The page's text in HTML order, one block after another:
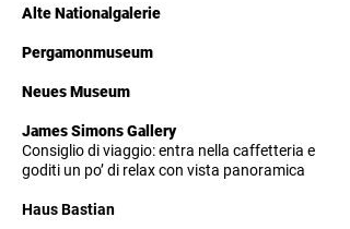
Alte Nationalgalerie
Pergamonmuseum
Neues Museum
James Simons Gallery
Consiglio di viaggio: entra nella caffetteria e
goditi un po’ di relax con vista panoramica
Haus Bastian